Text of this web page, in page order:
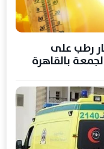
رطب على
بالقاهرة